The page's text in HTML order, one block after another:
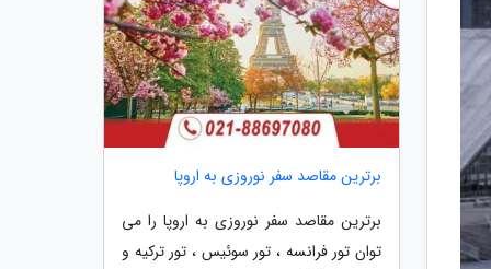
برترین مقاصد سفر نوروزی به اروپا
برترین مقاصد سفر نوروزی به اروپا را می
توان تور فرانسه ، تور سوئیس ، تور ترکیه و